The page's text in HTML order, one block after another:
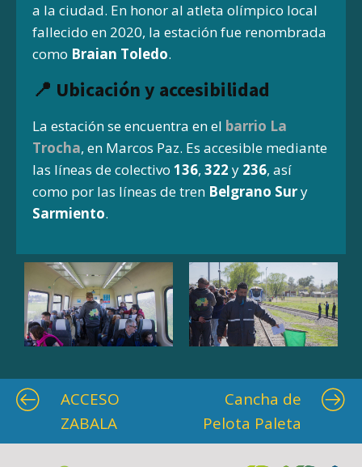
a la ciudad. En honor al atleta olímpico local
fallecido en 2020, la estación fue renombrada
como Braian Toledo.
📍 Ubicación y accesibilidad
La estación se encuentra en el barrio La
Trocha, en Marcos Paz. Es accesible mediante
las líneas de colectivo 136, 322 y 236, así
como por las líneas de tren Belgrano Sury
Sarmiento.
ACCESO
ZABALA
Cancha de
Pelota Paleta